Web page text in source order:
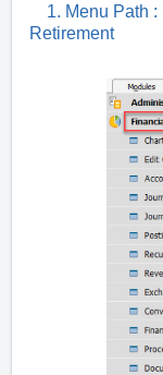
1. Menu Path :
Retirement